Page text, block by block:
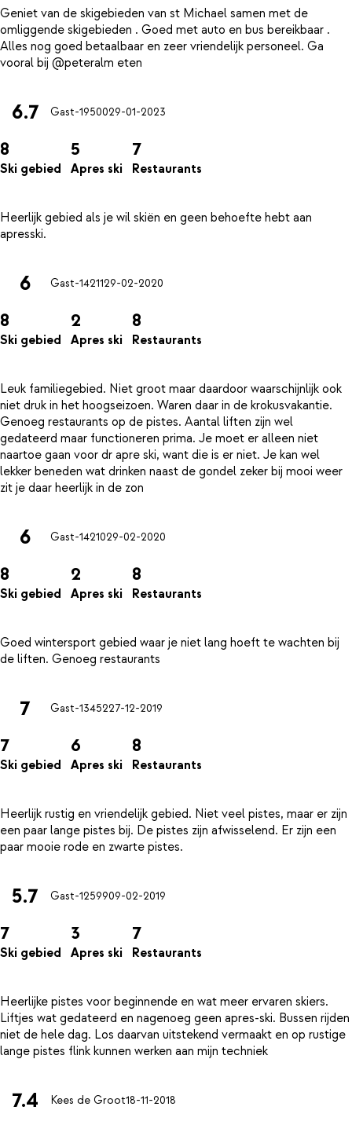
Geniet van de skigebieden van st Michael samen met de
omliggende skigebieden . Goed met auto en bus bereikbaar .
Alles nog goed betaalbaar en zeer vriendelijk personeel. Ga
6.7 Gast-1950029-01-2023
8
Ski gebied
5
Apres ski
7
Restaurants
Heerlijk gebied als je wil skiën en geen behoefte hebt aan
6 Gast-1421129-02-2020
8
Ski gebied
2
Apres ski
8
Restaurants
Leuk familiegebied. Niet groot maar daardoor waarschijnlijk ook
niet druk in het hoogseizoen. Waren daar in de krokusvakantie.
Genoeg restaurants op de pistes. Aantal liften zijn wel
gedateerd maar functioneren prima. Je moet er alleen niet
naartoe gaan voor dr apre ski, want die is er niet. Je kan wel
lekker beneden wat drinken naast de gondel zeker bij mooi weer
6 Gast-1421029-02-2020
8
Ski gebied
2
Apres ski
8
Restaurants
Goed wintersport gebied waar je niet lang hoeft te wachten bij
7 Gast-1345227-12-2019
7
Ski gebied
6
Apres ski
8
Restaurants
Heerlijk rustig en vriendelijk gebied. Niet veel pistes, maar er zijn
een paar lange pistes bij. De pistes zijn afwisselend. Er zijn een
5.7 Gast-1259909-02-2019
7
Ski gebied
3
Apres ski
7
Restaurants
Heerlijke pistes voor beginnende en wat meer ervaren skiers.
Liftjes wat gedateerd en nagenoeg geen apres-ski. Bussen rijden
niet de hele dag. Los daarvan uitstekend vermaakt en op rustige
7.4 Kees de Groot18-11-2018